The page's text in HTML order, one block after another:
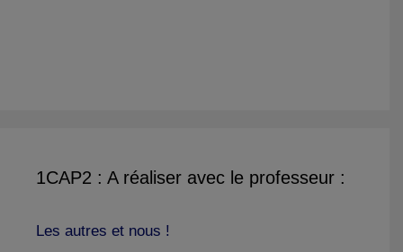
1CAP2 : A réaliser avec le professeur :
Les autres et nous !